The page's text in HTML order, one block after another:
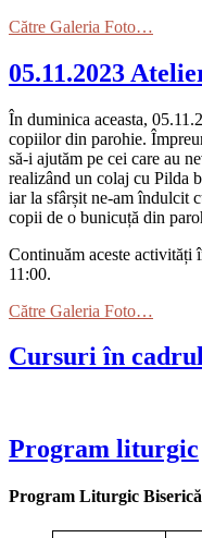
Către Galeria Foto…
05.11.2023
În duminica aceasta,
copiilor din parohie.
să-i ajutăm pe cei care au
realizând un colaj cu Pilda
iar la sfârșit ne-am îndulcit
copii de o bunicuță din
Continuăm aceste activități
11:00.
Către Galeria Foto…
Cursuri în
Program liturgic
Program Liturgic